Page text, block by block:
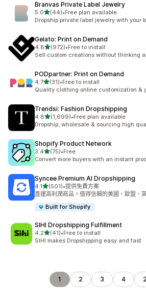
Branvas Private Label Jewelry
5.0滿分 5 顆星
(44)
共有 44 則評價
•Free plan available
Dropship private label jewelry with your
Gelato: Print on Demand
4.8滿分 5 顆星
(972)
共有 972 則評價
•Free to install
Sell custom creations without thinking
PODpartner: Print on Demand
4.7滿分 5 顆星
(31)
共有 31 則評價
•Free to install
Quality clothing online customization &
Trendsi: Fashion Dropshipping
4.8滿分 5 顆星
(1,699)
共有 1699 則評價
•Free plan available
Dropship, wholesale & sourcing high
Shopify Product Network
3.4滿分 5 顆星
(75)
共有 75 則評價
•Free
Convert more buyers with an instant
Syncee Premium AI Dropshipping
4.1滿分 5 顆星
(501)
共有 501 則評價
•提供免費方案
直運高利潤商品。值得信賴的美國、歐盟、
Built for Shopify
SIHI Dropshipping Fulfillment
4.2滿分 5 顆星
(41)
共有 41 則評價
•Free to install
SIHI makes Dropshipping easy and fast
1 2 3 4